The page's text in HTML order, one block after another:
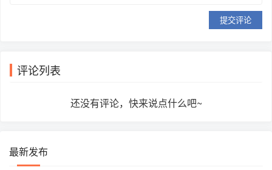
提交评论
评论列表
还没有评论，快来说点什么吧~
最新发布